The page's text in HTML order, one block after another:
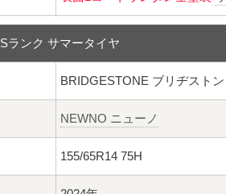
Sランク サマータイヤ
BRIDGESTONE ブリヂストン
NEWNO ニューノ
155/65R14 75H